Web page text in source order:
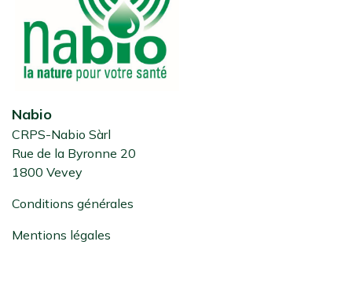
Nabio
CRPS-Nabio Sàrl
Rue de la Byronne 20
1800 Vevey
Conditions générales
Mentions légales